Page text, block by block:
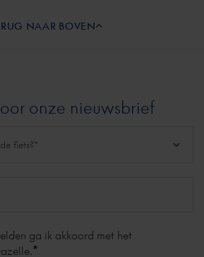
onze nieuwsbrief
ga ik akkoord met het
*
NAAR BOVEN